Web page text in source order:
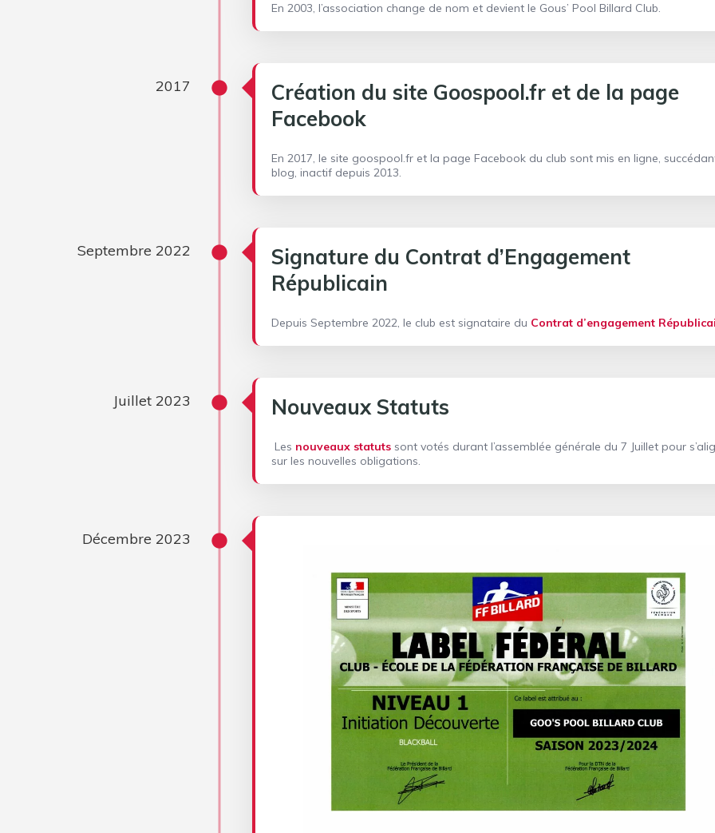
En 2003, l’association change de nom et devient le Gous’ Pool Billard Club.
2017
Création du site Goospool.fr et de la page
Facebook
En 2017, le site goospool.fr et la page Facebook du club sont mis en ligne,
blog, inactif depuis 2013.
Septembre 2022
Signature du Contrat d’Engagement
Républicain
Depuis Septembre 2022, le club est signataire du Contrat d’engagement
Juillet 2023 Nouveaux Statuts
Les nouveaux statuts sont votés durant l’assemblée générale du 7 Juillet pour
sur les nouvelles obligations.
Décembre 2023